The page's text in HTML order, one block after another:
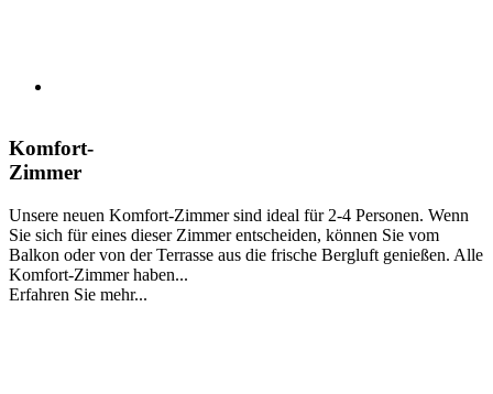
Komfort-
Zimmer
Unsere neuen Komfort-Zimmer sind ideal für 2-4 Personen. Wenn
Sie sich für eines dieser Zimmer entscheiden, können Sie vom
Balkon oder von der Terrasse aus die frische Bergluft genießen. Alle
Komfort-Zimmer haben...
Erfahren Sie mehr...